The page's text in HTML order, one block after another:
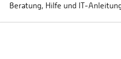
Beratung, Hilfe und IT-